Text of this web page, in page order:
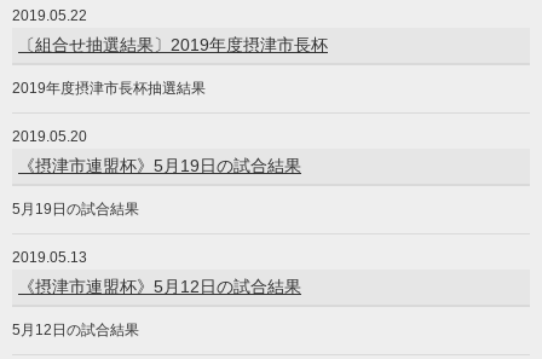
2019.05.22
〔組合せ抽選結果〕2019年度摂津市長杯
2019年度摂津市長杯抽選結果
2019.05.20
《摂津市連盟杯》5月19日の試合結果
5月19日の試合結果
2019.05.13
《摂津市連盟杯》5月12日の試合結果
5月12日の試合結果